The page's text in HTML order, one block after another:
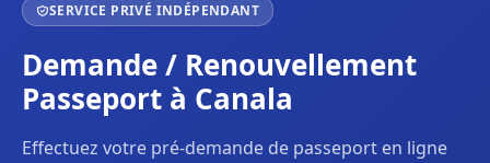
SERVICE PRIVÉ INDÉPENDANT
Demande / Renouvellement
Passeport à Canala
Effectuez votre pré-demande de passeport en ligne